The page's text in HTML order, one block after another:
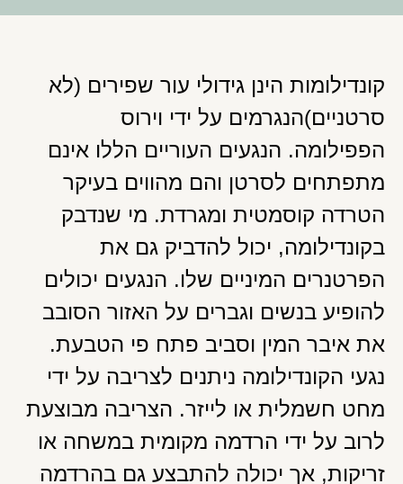
קונדילומות הינן גידולי עור שפירים (לא
סרטניים)הנגרמים על ידי וירוס
הפפילומה. הנגעים העוריים הללו אינם
מתפתחים לסרטן והם מהווים בעיקר
הטרדה קוסמטית ומגרדת. מי שנדבק
בקונדילומה, יכול להדביק גם את
הפרטנרים המיניים שלו. הנגעים יכולים
להופיע בנשים וגברים על האזור הסובב
את איבר המין וסביב פתח פי הטבעת.
נגעי הקונדילומה ניתנים לצריבה על ידי
מחט חשמלית או לייזר. הצריבה מבוצעת
לרוב על ידי הרדמה מקומית במשחה או
זריקות, אך יכולה להתבצע גם בהרדמה